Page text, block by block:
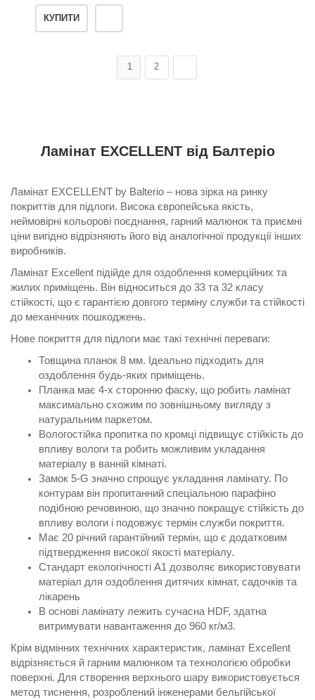
КУПИТИ
1 2
Ламінат EXCELLENT від Балтеріо
Ламінат EXCELLENT by Balterio – нова зірка на ринку
покриттів для підлоги. Висока європейська якість,
неймовірні кольорові поєднання, гарний малюнок та приємні
ціни вигідно відрізняють його від аналогічної продукції інших
виробників.
Ламінат Excellent підійде для оздоблення комерційних та
жилих приміщень. Він відноситься до 33 та 32 класу
стійкості, що є гарантією довгого терміну служби та стійкості
до механічних пошкоджень.
Нове покриття для підлоги має такі технічні переваги:
Товщина планок 8 мм. Ідеально підходить для
оздоблення будь-яких приміщень.
Планка має 4-х сторонню фаску, що робить ламінат
максимально схожим по зовнішньому вигляду з
натуральним паркетом.
Вологостійка пропитка по кромці підвищує стійкість до
впливу вологи та робить можливим укладання
матеріалу в ванній кімнаті.
Замок 5-G значно спрощує укладання ламінату. По
контурам він пропитанний спеціальною парафіно
подібною речовиною, що значно покращує стійкість до
впливу вологи і подовжує термін служби покриття.
Має 20 річний гарантійний термін, що є додатковим
підтвердження високої якості матеріалу.
Стандарт екологічності А1 дозволяє використовувати
матеріал для оздоблення дитячих кімнат, садочків та
лікарень
В основі ламінату лежить сучасна HDF, здатна
витримувати навантаження до 960 кг/м3.
Крім відмінних технічних характеристик, ламінат Excellent
відрізняється й гарним малюнком та технологією обробки
поверхні. Для створення верхнього шару використовується
метод тиснення, розроблений інженерами бельгійської